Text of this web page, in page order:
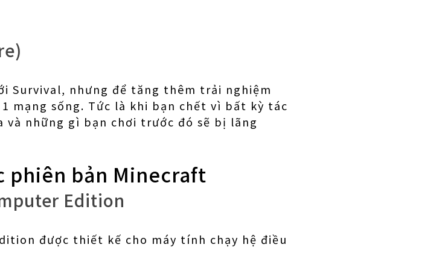
Survival, nhưng để tăng thêm trải nghiệm
mạng sống. Tức là khi bạn chết vì bất kỳ tác
và những gì bạn chơi trước đó sẽ bị lãng
phiên bản Minecraft
Edition
được thiết kế cho máy tính chạy hệ điều